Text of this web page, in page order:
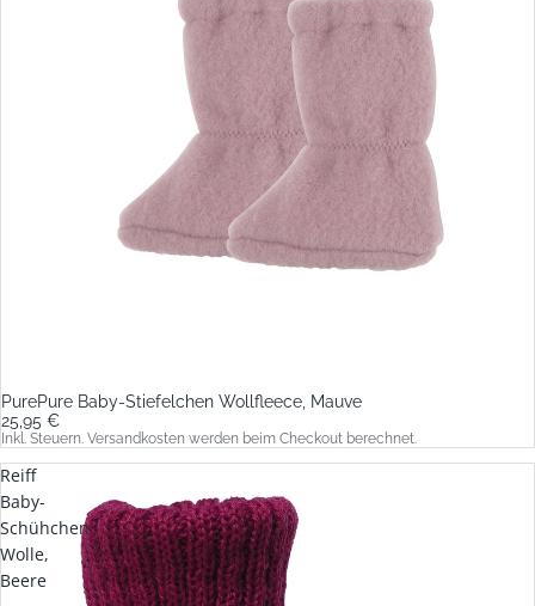
PurePure Baby-Stiefelchen Wollfleece, Mauve
25,95 €
Inkl. Steuern. Versandkosten werden beim Checkout berechnet.
Reiff
Baby-
Schühchen
Wolle,
Beere